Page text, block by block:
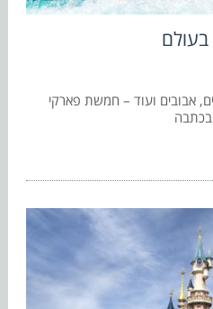
אבובים ועוד – חמשת פארקי
בכתבה